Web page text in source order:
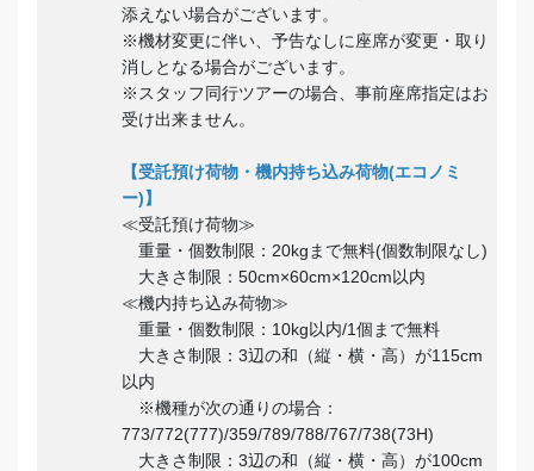
添えない場合がございます。
※機材変更に伴い、予告なしに座席が変更・取り
消しとなる場合がございます。
※スタッフ同行ツアーの場合、事前座席指定はお
受け出来ません。
【受託預け荷物・機内持ち込み荷物(エコノミ
ー)】
≪受託預け荷物≫
重量・個数制限：20kgまで無料(個数制限なし)
大きさ制限：50cm×60cm×120cm以内
≪機内持ち込み荷物≫
重量・個数制限：10kg以内/1個まで無料
大きさ制限：3辺の和（縦・横・高）が115cm
以内
※機種が次の通りの場合：
773/772(777)/359/789/788/767/738(73H)
大きさ制限：3辺の和（縦・横・高）が100cm